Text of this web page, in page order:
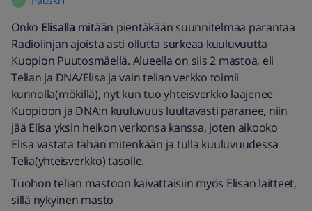
Onko Elisalla ​​​​​​ mitään pientäkään suunnitelmaa parantaa
Radiolinjan ajoista asti ollutta surkeaa kuuluvuutta
Kuopion Puutosmäellä. Alueella on siis 2 mastoa, eli
Telian ja DNA/Elisa ja vain telian verkko toimii
kunnolla(mökillä), nyt kun tuo yhteisverkko laajenee
Kuopioon ja DNA:n kuuluvuus luultavasti paranee, niin
jää Elisa yksin heikon verkonsa kanssa, joten aikooko
Elisa vastata tähän mitenkään ja tulla kuuluvuudessa
Telia(yhteisverkko) tasolle.
Tuohon telian mastoon kaivattaisiin myös Elisan laitteet,
sillä nykyinen masto